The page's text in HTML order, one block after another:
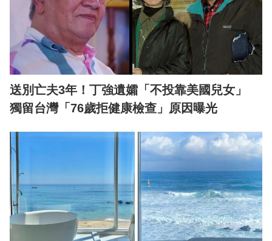
送別亡夫3年！丁強遺孀「不投靠美國兒女」
獨留台灣「76歲拒健康檢查」原因曝光